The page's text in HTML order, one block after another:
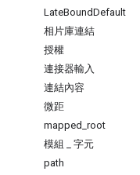
LateBoundDefault
相片庫連結
授權
連接器輸入
連結內容
微距
mapped root
模組
字元
path